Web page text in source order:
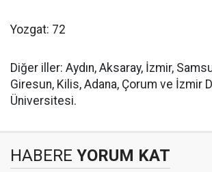
Yozgat: 72
Diğer iller: Aydın, Aksaray, İzmir,
Giresun, Kilis, Adana, Çorum ve İzmir
Üniversitesi.
HABERE YORUM KAT